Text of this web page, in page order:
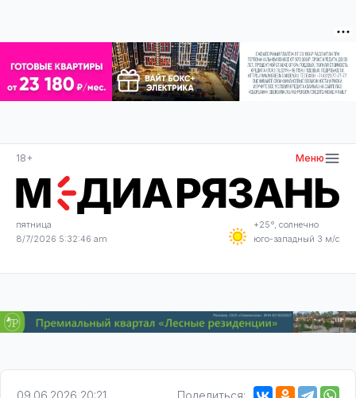
18+ Меню
пятница
8/7/2026 5:32:46 am
+25°, солнечно
юго-западный 3 м/с